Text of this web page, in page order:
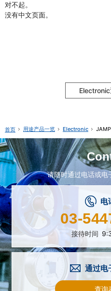
对不起。
没有中文页面。
Electronic
首页 用途产品一览 Electronic
请随时通过电话或电
电
03-
接待时间
通过电
查询